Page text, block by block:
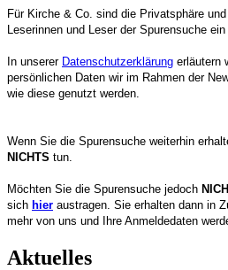
Für Kirche & Co. sind die Privatsphäre
Leserinnen und Leser der Spurensuche ein
In unserer Datenschutzerklärung erläutern
persönlichen Daten wir im Rahmen der
wie diese genutzt werden.
Wenn Sie die Spurensuche weiterhin
NICHTS tun.
Möchten Sie die Spurensuche jedoch
sich hier austragen. Sie erhalten dann in
mehr von uns und Ihre Anmeldedaten
Aktuelles